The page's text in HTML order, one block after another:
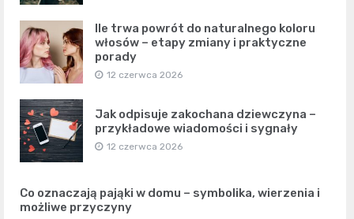
Ile trwa powrót do naturalnego koloru
włosów – etapy zmiany i praktyczne
porady
12 czerwca 2026
Jak odpisuje zakochana dziewczyna –
przykładowe wiadomości i sygnały
12 czerwca 2026
Co oznaczają pająki w domu – symbolika, wierzenia i
możliwe przyczyny